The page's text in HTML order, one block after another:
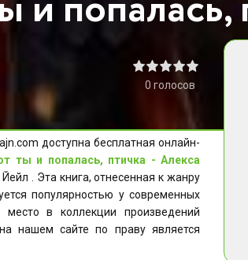
0 голосов
доступна бесплатная онлайн-
ты и попалась, птичка - Алекса
. Эта книга, отнесенная к жанру
популярностью у современных
место в коллекции произведений
нашем сайте по праву является